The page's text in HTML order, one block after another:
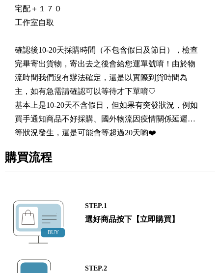
宅配＋１７０
工作室自取
確認後10-20天採購時間（不包含假日及節日），檢查
完畢寄出貨物，寄出去之後會給您運單號唷！由於物
流時間我們沒有辦法確定，還是以實際到貨時間為
主，如有急需請確認可以等待才下單唷🤍
基本上是10-20天不含假日，但如果有突發狀況，例如
買手通知商品不好採購、國外物流因疫情關係延遲…
等狀況發生，還是可能會等超過20天喲❤️
購買流程
STEP.1
選好商品按下【立即購買】
STEP.2